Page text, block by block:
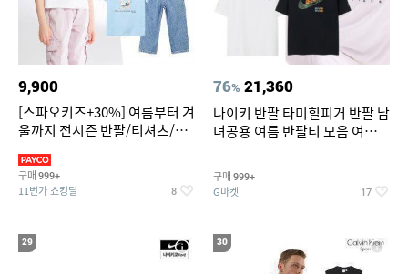
9,900
[스파오키즈+30%] 여름부터 겨
울까지 전시즌 반팔/티셔츠/셋
구매 999+
11번가 쇼킹딜 8
76% 21,360
나이키 반팔 타미힐피거 반팔 남
녀공용 여름 반팔티 모음 여름
구매 999+
G마켓 17
29 30